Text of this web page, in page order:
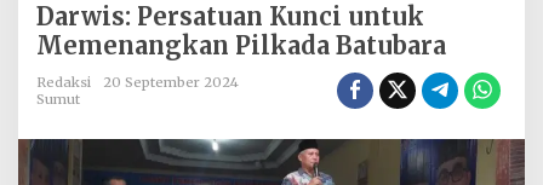
untuk
Memenangkan
Pilkada
Darwis: Persatuan Kunci untuk
Memenangkan Pilkada Batubara
Redaksi
20 September 2024
Sumut